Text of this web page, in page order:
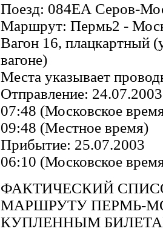
Поезд: 084ЕА Серов-
Маршрут: Пермь2 -
Вагон 16, плацкартный
вагоне)
Места указывает
Отправление: 24.07.2003
07:48 (Московское
09:48 (Местное время)
Прибытие: 25.07.2003
06:10 (Московское
ФАКТИЧЕСКИЙ
МАРШРУТУ ПЕРМЬ-
КУПЛЕННЫМ БИЛЕТАМ